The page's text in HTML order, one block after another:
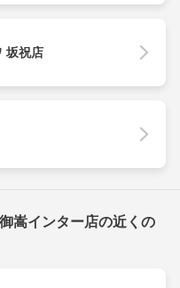
坂祝店
嵩インター店の近くの